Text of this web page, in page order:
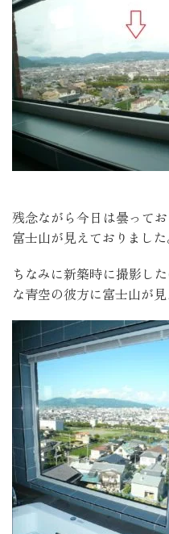
残念ながら今日は曇って
富士山が見えておりました
ちなみに新築時に撮影し
な青空の彼方に富士山が見